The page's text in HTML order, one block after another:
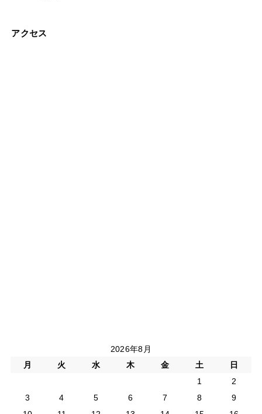
アクセス
2026年8月
月
火 水 木 金 土
日
1
2
3
4 5 6 7 8
9